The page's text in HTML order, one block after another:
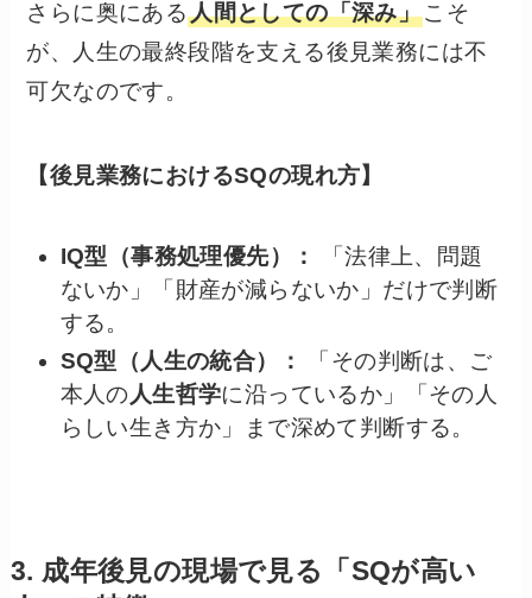
さらに奥にある人間としての「深み」こそ
が、人生の最終段階を支える後見業務には不
可欠なのです。
【後見業務におけるSQの現れ方】
IQ型（事務処理優先）：
「法律上、問題
ないか」「財産が減らないか」だけで判断
する。
SQ型（人生の統合）：
「その判断は、ご
本人の人生哲学に沿っているか」「その人
らしい生き方か」まで深めて判断する。
3. 成年後見の現場で見る「SQが高い